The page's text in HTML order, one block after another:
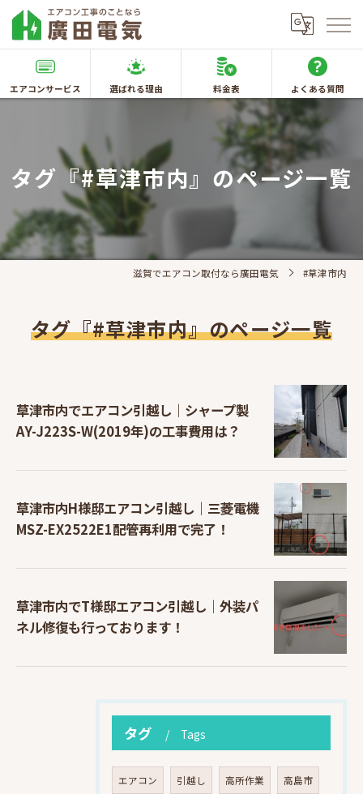
エアコンサービス 選ばれる理由 料金表 よくある質問
タグ『#草津市内』のページ一覧
滋賀でエアコン取付なら廣田電気 #草津市内
タグ『#草津市内』のページ一覧
草津市内でエアコン引越し｜シャープ製
AY-J223S-W(2019年)の工事費用は？
草津市内H様邸エアコン引越し｜三菱電機
MSZ-EX2522E1配管再利用で完了！
草津市内でT様邸エアコン引越し｜外装パ
ネル修復も行っております！
タグ Tags
エアコン 引越し 高所作業 高島市